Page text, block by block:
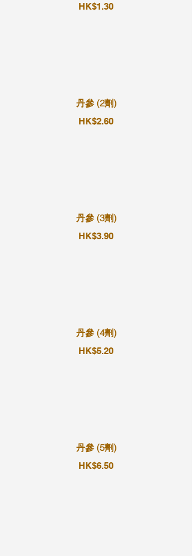
HK$1.30
丹參 (2劑)
HK$2.60
丹參 (3劑)
HK$3.90
丹參 (4劑)
HK$5.20
丹參 (5劑)
HK$6.50